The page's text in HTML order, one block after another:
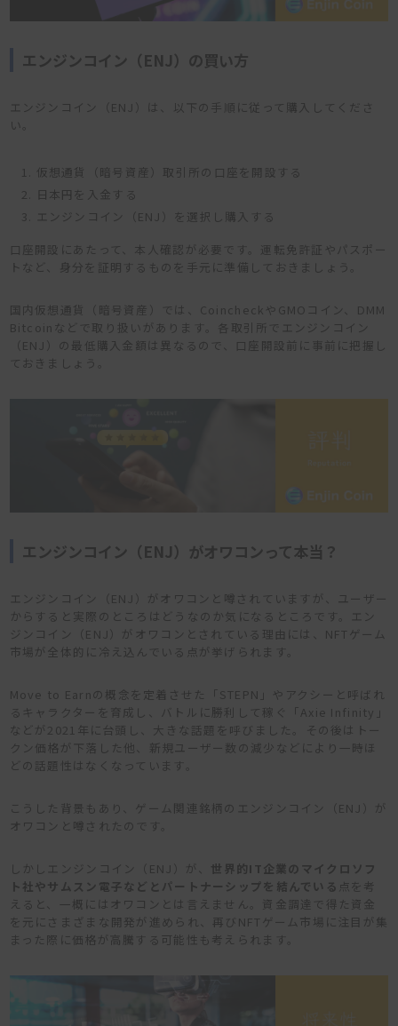
エンジンコイン（ENJ）の買い方
エンジンコイン（ENJ）は、以下の手順に従って購入してくださ
い。
仮想通貨（暗号資産）取引所の口座を開設する
日本円を入金する
エンジンコイン（ENJ）を選択し購入する
口座開設にあたって、本人確認が必要です。運転免許証やパスポー
トなど、身分を証明するものを手元に準備しておきましょう。
国内仮想通貨（暗号資産）では、CoincheckやGMOコイン、DMM
Bitcoinなどで取り扱いがあります。各取引所でエンジンコイン
（ENJ）の最低購入金額は異なるので、口座開設前に事前に把握し
ておきましょう。
エンジンコイン（ENJ）がオワコンって本当？
エンジンコイン（ENJ）がオワコンと噂されていますが、ユーザー
からすると実際のところはどうなのか気になるところです。エン
ジンコイン（ENJ）がオワコンとされている理由には、NFTゲーム
市場が全体的に冷え込んでいる点が挙げられます。
Move to Earnの概念を定着させた「STEPN」やアクシーと呼ばれ
るキャラクターを育成し、バトルに勝利して稼ぐ「Axie Infinity」
などが2021年に台頭し、大きな話題を呼びました。その後はトー
クン価格が下落した他、新規ユーザー数の減少などにより一時ほ
どの話題性はなくなっています。
こうした背景もあり、ゲーム関連銘柄のエンジンコイン（ENJ）が
オワコンと噂されたのです。
しかしエンジンコイン（ENJ）が、 世界的IT企業のマイクロソフ
ト社やサムスン電子などとパートナーシップを結んでいる 点を考
えると、一概にはオワコンとは言えません。資金調達で得た資金
を元にさまざまな開発が進められ、再びNFTゲーム市場に注目が集
まった際に価格が高騰する可能性も考えられます。